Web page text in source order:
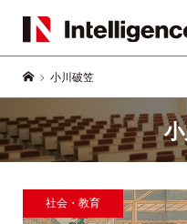
小川破笠
社会・教育